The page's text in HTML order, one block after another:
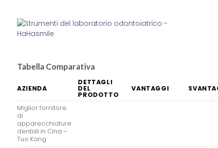
Tabella Comparativa
AZIENDA
DETTAGLI
DEL
PRODOTTO
VANTAGGI
Miglior fornitore
di
apparecchiature
dentali in Cina –
Tuo Kang